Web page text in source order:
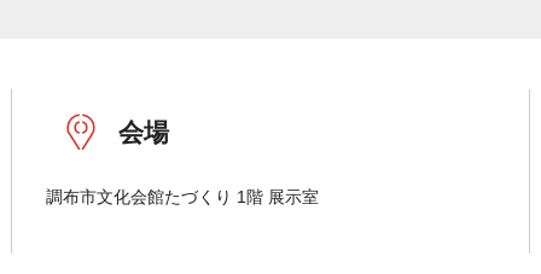
会場
調布市文化会館たづくり 1階 展示室